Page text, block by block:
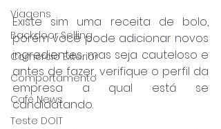
Viagens
Backdoor Selling
Comércio Exterior
Comportamento
Café News
Teste DOIT
Existe sim uma receita de bolo,
porém você pode adicionar novos
ingredientes, mas seja cauteloso e
antes de fazer, verifique o perfil da
empresa a qual está se
candidatando.